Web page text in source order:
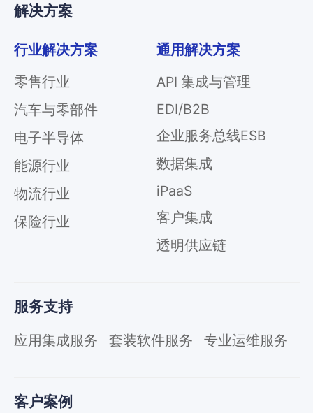
解决方案
行业解决方案
零售行业
汽车与零部件
电子半导体
能源行业
物流行业
保险行业
通用解决方案
API 集成与管理
EDI/B2B
企业服务总线ESB
数据集成
iPaaS
客户集成
透明供应链
服务支持
应用集成服务 套装软件服务 专业运维服务
客户案例